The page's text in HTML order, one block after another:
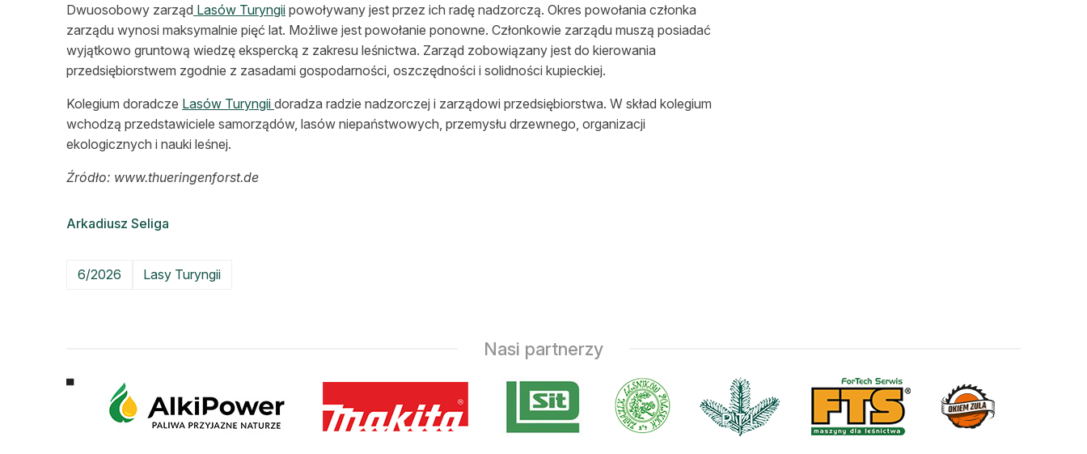
Dwuosobowy zarząd Lasów Turyngii powoływany jest przez ich radę nadzorczą. Okres powołania członka
zarządu wynosi maksymalnie pięć lat. Możliwe jest powołanie ponowne. Członkowie zarządu muszą posiadać
wyjątkowo gruntową wiedzę ekspercką z zakresu leśnictwa. Zarząd zobowiązany jest do kierowania
przedsiębiorstwem zgodnie z zasadami gospodarności, oszczędności i solidności kupieckiej.
Kolegium doradcze Lasów Turyngii doradza radzie nadzorczej i zarządowi przedsiębiorstwa. W skład kolegium
wchodzą przedstawiciele samorządów, lasów niepaństwowych, przemysłu drzewnego, organizacji
ekologicznych i nauki leśnej.
Źródło: www.thueringenforst.de
Arkadiusz Seliga
6/2026 Lasy Turyngii
Nasi partnerzy